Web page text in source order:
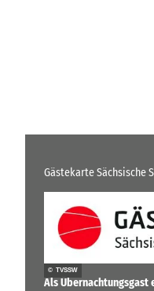
Gästekarte Sächsische
© TVSSW
Als